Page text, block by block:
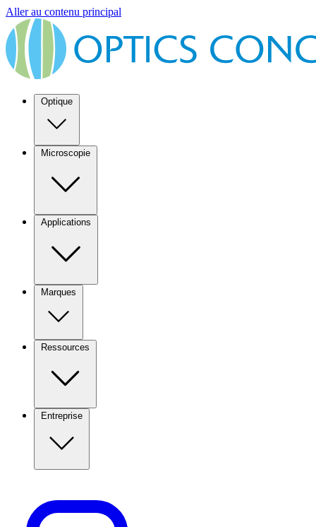
Aller au contenu principal
Optique
Microscopie
Applications
Marques
Ressources
Entreprise